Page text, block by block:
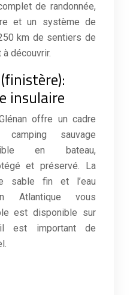
de randonnée,
et un système de
km de sentiers de
découvrir.
insulaire
offre un cadre
sauvage
en bateau,
et préservé. La
sable fin et l’eau
Atlantique vous
est disponible sur
est important de